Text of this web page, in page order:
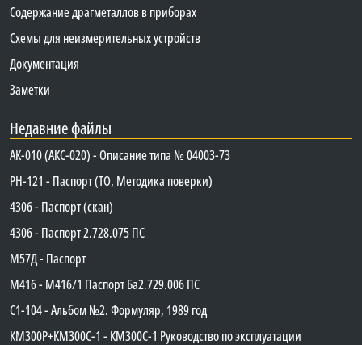
Содержание драгметаллов в приборах
Схемы для неизмерительных устройств
Документация
Заметки
Недавние файлы
АК-010 (АКС-020) - Описание типа № 04003-73
PH-121 - Паспорт (ТО, Методика поверки)
4306 - Паспорт (скан)
4306 - Паспорт 2.728.075 ПС
М57Д - Паспорт
М416 - М416/1 Паспорт Ба2.729.006 ПС
C1-104 - Альбом №2. Формуляр, 1989 год
КМ300Р+КМ300С-1 - КМ300C-1 Руководство по эксплуатации